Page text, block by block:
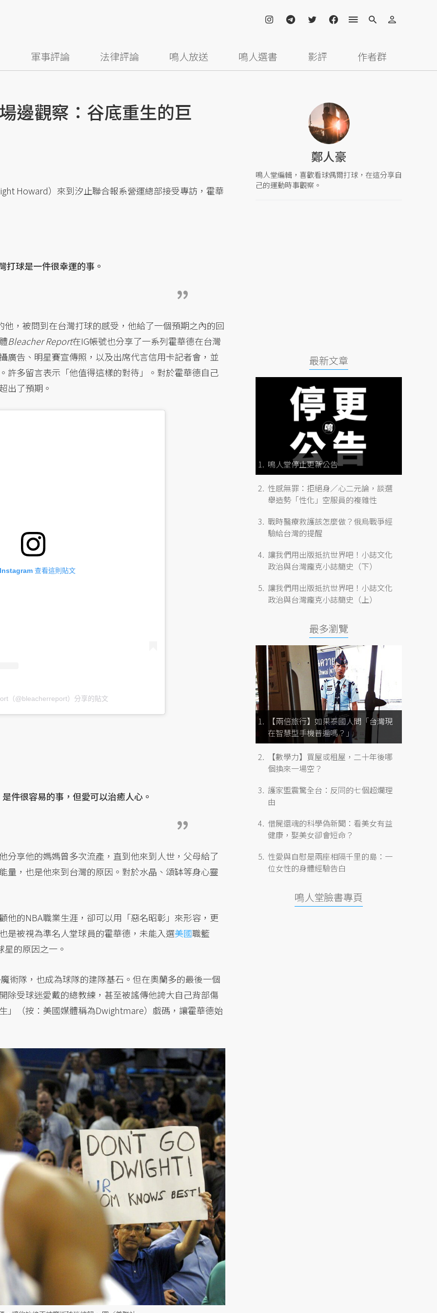
軍事評論 法律評論 鳴人放送 鳴人選書 影評 作者群
邊觀察：谷底重生的巨
Howard）來到汐止聯合報系營運總部接受專訪，霍華
打球是一件很幸運的事。
，被問到在台灣打球的感受，他給了一個預期之內的回
Bleacher Report在IG帳號也分享了一系列霍華德在台灣
廣告、明星賽宣傳照，以及出席代言信用卡記者會，並
許多留言表示「他值得這樣的對待」。對於霍華德自己
出了預期。
查看這則貼文
（@bleacherreport）分享的貼文
件很容易的事，但愛可以治癒人心。
分享他的媽媽曾多次流產，直到他來到人世，父母給了
量，也是他來到台灣的原因。對於水晶、頌缽等身心靈
他的NBA職業生涯，卻可以用「惡名昭彰」來形容，更
是被視為準名人堂球員的霍華德，未能入選美國職籃
的原因之一。
術隊，也成為球隊的建隊基石。但在奧蘭多的最後一個
除受球迷愛戴的總教練，甚至被謠傳他誇大自己背部傷
」（按：美國媒體稱為Dwightmare）戲碼，讓霍華德始
鄭人豪
鳴人堂編輯，喜歡看球偶爾打球，在這分享自
己的運動時事觀察。
最新文章
鳴人堂停止更新公告
性感無罪：拒絕身／心二元論，談選
舉造勢「性化」空服員的複雜性
戰時醫療救護該怎麼做？俄烏戰爭經
驗給台灣的提醒
讓我們用出版抵抗世界吧！小誌文化
政治與台灣龐克小誌簡史（下）
讓我們用出版抵抗世界吧！小誌文化
政治與台灣龐克小誌簡史（上）
最多瀏覽
【兩倍旅行】如果泰國人問「台灣現
在智慧型手機普遍嗎？」
【數學力】買屋或租屋，二十年後哪
個換來一場空？
護家盟震驚全台：反同的七個超爛理
由
借屍還魂的科學偽新聞：看美女有益
健康，娶美女卻會短命？
性愛與自慰是兩座相隔千里的島：一
位女性的身體經驗告白
鳴人堂臉書專頁